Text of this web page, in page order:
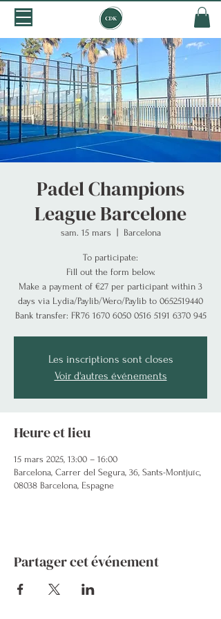
Padel Champions
League Barcelone
sam. 15 mars Barcelona
To participate:
Fill out the form below.
Make a payment of €27 per participant within 3
days via Lydia/Paylib/Wero/Paylib to 0652519440
Bank transfer: FR76 1670 6050 0516 5191 6370 945
Les inscriptions sont closes
Voir d'autres événements
Heure et lieu
15 mars 2025, 13:00 – 16:00
Barcelona, Carrer del Segura, 36, Sants-Montjuïc,
08038 Barcelona, Espagne
Partager cet événement